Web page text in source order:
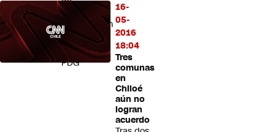
16-
05-
2016
18:04
Tres
comunas
en
Chiloé
aún no
logran
acuerdo
la
investigación
contra
el
PDG